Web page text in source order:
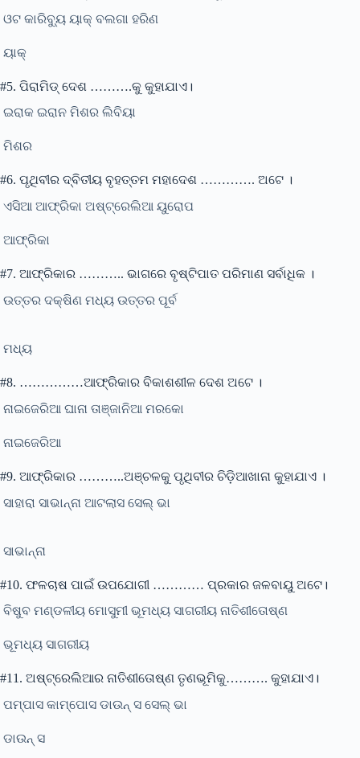
ଓଟ କାରିବ୍ୟୁ ୟାକ୍ ବଲଗା ହରିଣ
ୟାକ୍
#5. ପିରାମିଡ୍ ଦେଶ ……….କୁ କୁହାଯାଏ।
ଇରାକ ଇରାନ ମିଶର ଲିବିୟା
ମିଶର
#6. ପୃଥିବୀର ଦ୍ବିତୀୟ ବୃହତ୍ତମ ମହାଦେଶ …………. ଅଟେ ।
ଏସିଆ ଆଫ୍ରିକା ଅଷ୍ଟ୍ରେଲିଆ ୟୁରୋପ
ଆଫ୍ରିକା
#7. ଆଫ୍ରିକାର ……….. ଭାଗରେ ବୃଷ୍ଟିପାତ ପରିମାଣ ସର୍ବାଧିକ ।
ଉତ୍ତର ଦକ୍ଷିଣ ମଧ୍ୟ ଉତ୍ତର ପୂର୍ବ
ମଧ୍ୟ
#8. ……………ଆଫ୍ରିକାର ବିକାଶଶୀଳ ଦେଶ ଅଟେ ।
ନାଇଜେରିଆ ଘାନା ତାଞ୍ଜାନିଆ ମରକୋ
ନାଇଜେରିଆ
#9. ଆଫ୍ରିକାର ………..ଅଞ୍ଚଳକୁ ପୃଥିବୀର ଚିଡ଼ିଆଖାନା କୁହାଯାଏ ।
ସାହାରା ସାଭାନ୍ନା ଆଟଲାସ ସେଲ୍ ଭା
ସାଭାନ୍ନା
#10. ଫଳଚାଷ ପାଇଁ ଉପଯୋଗୀ ………… ପ୍ରକାର ଜଳବାୟୁ ଅଟେ।
ବିଷୁବ ମଣ୍ଡଳୀୟ ମୋସୁମୀ ଭୂମଧ୍ୟ ସାଗରୀୟ ନାତିଶୀତୋଷ୍ଣ
ଭୂମଧ୍ୟ ସାଗରୀୟ
#11. ଅଷ୍ଟ୍ରେଲିଆର ନାତିଶୀତୋଷ୍ଣ ତୃଣଭୂମିକୁ………. କୁହାଯାଏ।
ପମ୍ପାସ କାମ୍ପୋସ ଡାଉନ୍ ସ ସେଲ୍ ଭା
ଡାଉନ୍ ସ